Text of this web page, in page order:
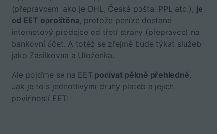
(přepravcem jako je DHL, Česká pošta, PPL atd.), je
od EET oproštěna, protože peníze dostane
internetový prodejce od třetí strany (přepravce) na
bankovní účet. A totéž se zřejmě bude týkat služeb
jako Zásilkovna a Uloženka.
Ale pojďme se na EET podívat pěkně přehledně.
Jak je to s jednotlivými druhy plateb a jejich
povinností EET: